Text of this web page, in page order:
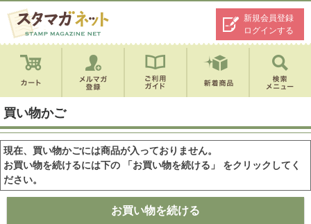
新規会員登録
ログインする
買い物かご
現在、買い物かごには商品が入っておりません。
お買い物を続けるには下の 「お買い物を続ける」 をクリックしてく
ださい。